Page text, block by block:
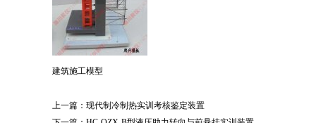
建筑施工模型
上一篇： 现代制冷制热实训考核鉴定装置